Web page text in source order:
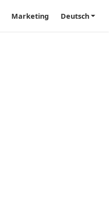
Marketing Deutsch